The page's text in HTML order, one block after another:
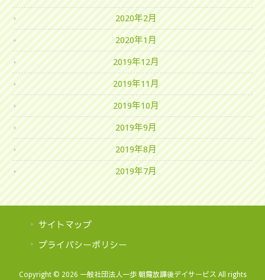
2020年2月
2020年1月
2019年12月
2019年11月
2019年10月
2019年9月
2019年8月
2019年7月
サイトマップ
プライバシーポリシー
Copyright © 2026 一般社団法人一歩 朝霞放課後デイサービス All rights